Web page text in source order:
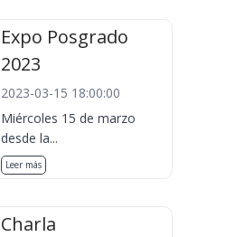
Expo Posgrado
2023
2023-03-15 18:00:00
Miércoles 15 de marzo
desde la...
Leer más
Charla